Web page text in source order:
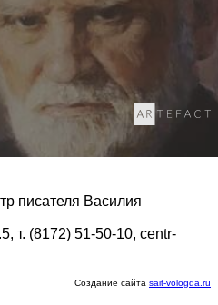
писателя Василия
т. (8172) 51-50-10, centr-
Создание сайта sait-vologda.ru